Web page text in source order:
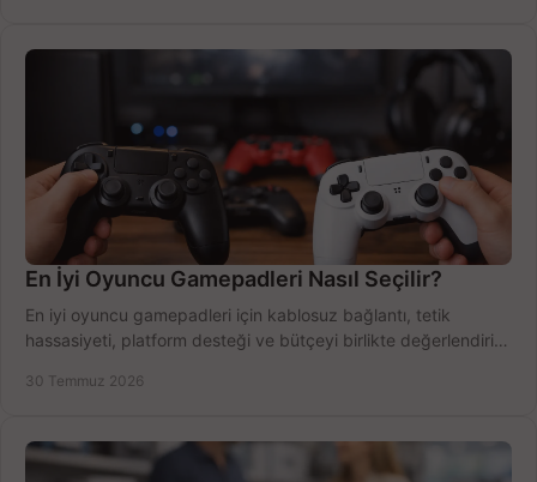
En İyi Oyuncu Gamepadleri Nasıl Seçilir?
En iyi oyuncu gamepadleri için kablosuz bağlantı, tetik
hassasiyeti, platform desteği ve bütçeyi birlikte değerlendirin;
30 Temmuz 2026